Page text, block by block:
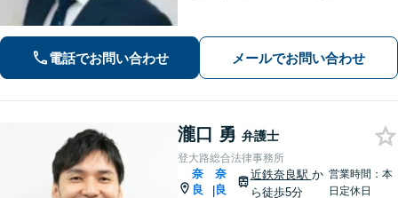
借金でお困りの方はぜひ一度ご相談く
電話でお問い合わせ メールでお問い合わせ
瀧口 勇 弁護士
登大路総合法律事務所
奈
良
|
奈
良
近鉄奈良駅 か
ら徒歩5分
営業時間：本
日定休日